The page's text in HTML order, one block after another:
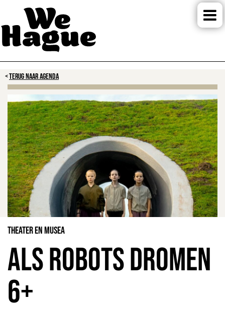
TERUG NAAR AGENDA
Theater en Musea
Als Robots Dromen
6+